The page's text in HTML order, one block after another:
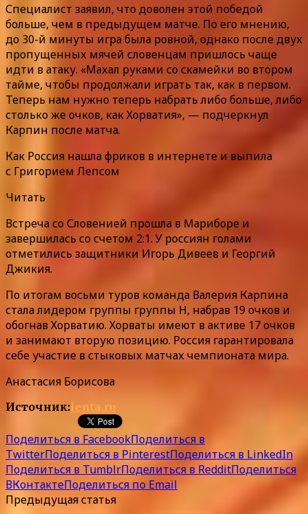
Специалист заявил, что доволен этой победой
больше, чем в предыдущем матче. По его мнению,
до 30-й минуты игра была ровной, однако после двух
пропущенных мячей словенцам пришлось чаще
идти в атаку. «Махал руками со скамейки во втором
тайме, чтобы продолжали играть так, как в первом.
Теперь нам нужно теперь набрать либо больше, либо
столько же очков, как Хорватия», — подчеркнул
Карпин после матча.
Как Россия нашла фриков в интернете и выпила
с Григорием Лепсом
Читать
Встреча со Словенией прошла в Мариборе и
завершилась со счетом 2:1. У россиян голами
отметились защитники Игорь Дивеев и Георгий
Джикия.
По итогам восьми туров команда Валерия Карпина
стала лидером группы группы H, набрав 19 очков и
обогнав Хорватию. Хорваты имеют в активе 17 очков
и занимают вторую позицию. Россия гарантировала
себе участие в стыковых матчах чемпионата мира.
Анастасия Борисова
Источник:lenta.ru
Поделиться в FacebookПоделиться в
TwitterПоделиться в PinterestПоделиться в LinkedIn
Поделиться в TumblrПоделиться в RedditПоделиться
ВКонтактеПоделиться по Email
Предыдущая статья